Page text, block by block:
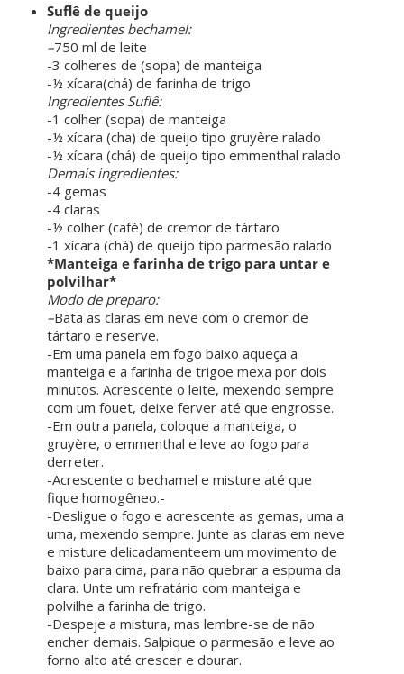
Suflê de queijo
Ingredientes bechamel:
–750 ml de leite
-3 colheres de (sopa) de manteiga
-½ xícara(chá) de farinha de trigo
Ingredientes Suflê:
-1 colher (sopa) de manteiga
-½ xícara (cha) de queijo tipo gruyère ralado
-½ xícara (chá) de queijo tipo emmenthal ralado
Demais ingredientes:
-4 gemas
-4 claras
-½ colher (café) de cremor de tártaro
-1 xícara (chá) de queijo tipo parmesão ralado
*Manteiga e farinha de trigo para untar e
polvilhar*
Modo de preparo:
–Bata as claras em neve com o cremor de
tártaro e reserve.
-Em uma panela em fogo baixo aqueça a
manteiga e a farinha de trigoe mexa por dois
minutos. Acrescente o leite, mexendo sempre
com um fouet, deixe ferver até que engrosse.
-Em outra panela, coloque a manteiga, o
gruyère, o emmenthal e leve ao fogo para
derreter.
-Acrescente o bechamel e misture até que
fique homogêneo.-
-Desligue o fogo e acrescente as gemas, uma a
uma, mexendo sempre. Junte as claras em neve
e misture delicadamenteem um movimento de
baixo para cima, para não quebrar a espuma da
clara. Unte um refratário com manteiga e
polvilhe a farinha de trigo.
-Despeje a mistura, mas lembre-se de não
encher demais. Salpique o parmesão e leve ao
forno alto até crescer e dourar.